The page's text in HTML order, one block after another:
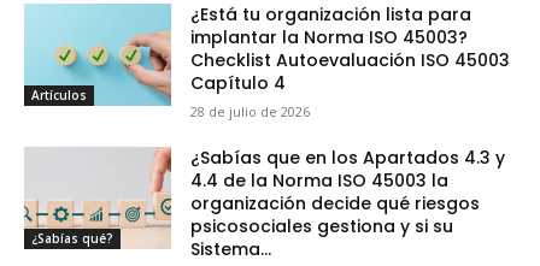
Artículos
¿Está tu organización lista para
implantar la Norma ISO 45003?
Checklist Autoevaluación ISO 45003
Capítulo 4
28 de julio de 2026
¿Sabías qué?
¿Sabías que en los Apartados 4.3 y
4.4 de la Norma ISO 45003 la
organización decide qué riesgos
psicosociales gestiona y si su
Sistema...